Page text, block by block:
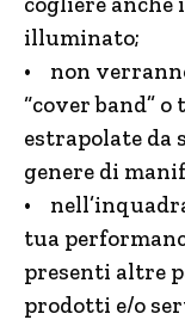
illuminato;
• non
“cover band”
estrapolate da
genere di
•
tua
presenti altre
prodotti e/o